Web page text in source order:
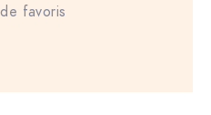
favoris